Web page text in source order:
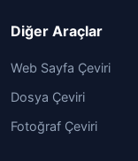
Diğer Araçlar
Web Sayfa Çeviri
Dosya Çeviri
Fotoğraf Çeviri